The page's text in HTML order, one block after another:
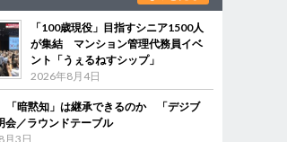
「100歳現役」目指すシニア1500人
が集結 マンション管理代務員イベ
ント「うぇるねすシップ」
2026年8月4日
「暗黙知」は継承できるのか 「デジブ
会／ラウンドテーブル
月3日